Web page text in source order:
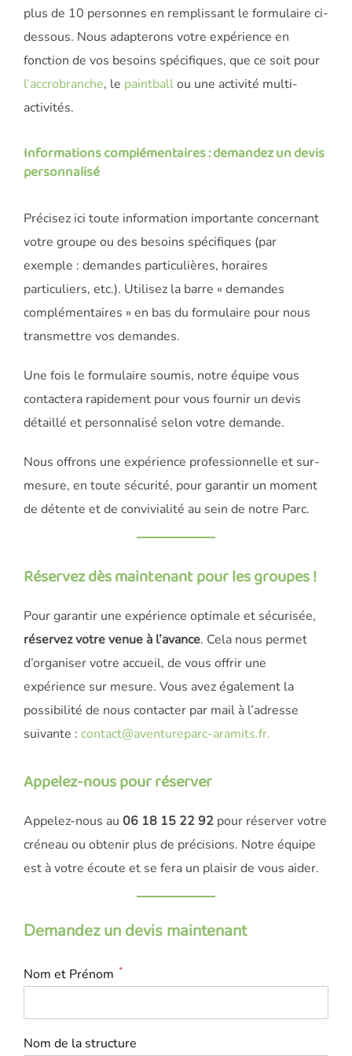
plus de 10 personnes en remplissant le formulaire ci-
dessous. Nous adapterons votre expérience en
fonction de vos besoins spécifiques, que ce soit pour
l’accrobranche, le paintballou une activité multi-
activités.
Informations complémentaires : demandez un devis
personnalisé
Précisez ici toute information importante concernant
votre groupe ou des besoins spécifiques (par
exemple : demandes particulières, horaires
particuliers, etc.). Utilisez la barre « demandes
complémentaires » en bas du formulaire pour nous
transmettre vos demandes.
Une fois le formulaire soumis, notre équipe vous
contactera rapidement pour vous fournir un devis
détaillé et personnalisé selon votre demande.
Nous offrons une expérience professionnelle et sur-
mesure, en toute sécurité, pour garantir un moment
de détente et de convivialité au sein de notre Parc.
Réservez dès maintenant pour les groupes !
Pour garantir une expérience optimale et sécurisée,
réservez votre venue à l’avance. Cela nous permet
d’organiser votre accueil, de vous offrir une
expérience sur mesure. Vous avez également la
possibilité de nous contacter par mail à l’adresse
suivante : contact@aventureparc-aramits.fr.
Appelez-nous pour réserver
Appelez-nous au 06 18 15 22 92 pour réserver votre
créneau ou obtenir plus de précisions. Notre équipe
est à votre écoute et se fera un plaisir de vous aider.
Demandez un devis maintenant
Nom et Prénom *
Nom de la structure